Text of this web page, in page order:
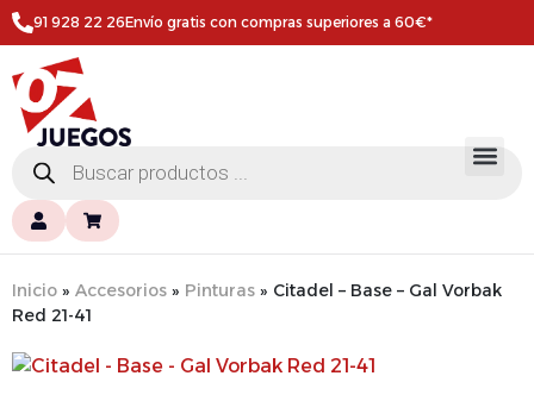
91 928 22 26Envío gratis con compras superiores a 60€*
Inicio » Accesorios » Pinturas » Citadel – Base – Gal Vorbak
Red 21-41